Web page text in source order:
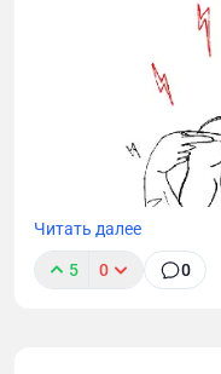
Читать далее
5 0 0